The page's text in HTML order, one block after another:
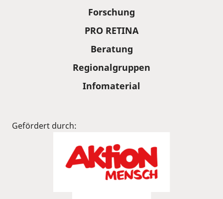
Forschung
PRO RETINA
Beratung
Regionalgruppen
Infomaterial
Gefördert durch: